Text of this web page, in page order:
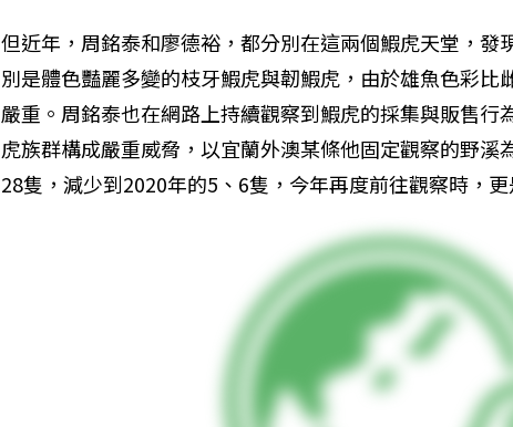
但近年，周銘泰和廖德裕，都分別在這兩個鰕虎天堂，發
別是體色豔麗多變的枝牙鰕虎與韌鰕虎，由於雄魚色彩比
嚴重。周銘泰也在網路上持續觀察到鰕虎的採集與販售行
虎族群構成嚴重威脅，以宜蘭外澳某條他固定觀察的野溪
28隻，減少到2020年的5、6隻，今年再度前往觀察時，更